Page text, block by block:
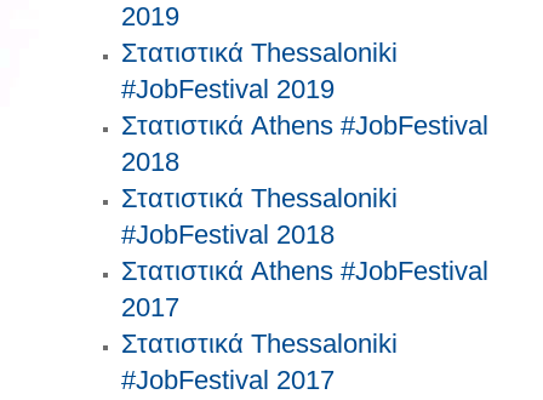
2019
Στατιστικά Thessaloniki
#JobFestival 2019
Στατιστικά Athens #JobFestival
2018
Στατιστικά Thessaloniki
#JobFestival 2018
Στατιστικά Athens #JobFestival
2017
Στατιστικά Thessaloniki
#JobFestival 2017